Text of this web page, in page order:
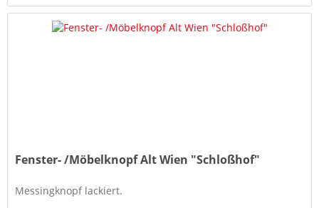
Fenster- /Möbelknopf Alt Wien "Schloßhof"
Messingknopf lackiert.